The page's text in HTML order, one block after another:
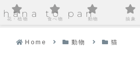
hana to pan
Home 動物 猫
花・植物 食べ物 動物 抽象